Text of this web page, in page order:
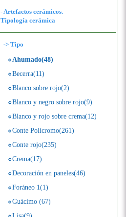
- Artefactos cerámicos.
Tipología cerámica
-> Tipo
Ahumado(48)
Becerra(11)
Blanco sobre rojo(2)
Blanco y negro sobre rojo(9)
Blanco y rojo sobre crema(12)
Conte Polícromo(261)
Conte rojo(235)
Crema(17)
Decoración en paneles(46)
Foráneo 1(1)
Guácimo (67)